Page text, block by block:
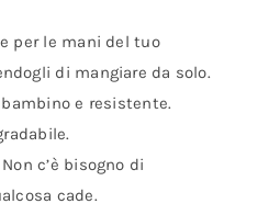
per le mani del tuo
di mangiare da solo.
bambino e resistente.
c’è bisogno di
cade.